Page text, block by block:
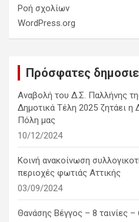
Ροή σχολίων
WordPress.org
Πρόσφατες
Αναβολή του Δ.Σ. Παλλήνης
Δημοτικά Τέλη 2025 ζητάει η
Πόλη μας
10/12/2024
Κοινή ανακοίνωση
περιοχές φωτιάς Αττικής
03/09/2024
Θανάσης Βέγγος – 8 ταινίες –